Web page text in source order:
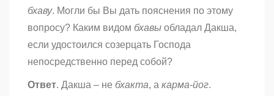
бхаву. Могли бы Вы дать пояснения по этому
вопросу? Каким видом бхавы обладал Дакша,
если удостоился созерцать Господа
непосредственно перед собой?
Ответ. Дакша – не бхакта, а карма-йог.